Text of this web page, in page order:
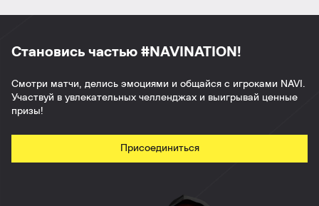
Становись частью #NAVINATION!
Смотри матчи, делись эмоциями и общайся с игроками NAVI.
Участвуй в увлекательных челленджах и выигрывай ценные
призы!
Присоединиться